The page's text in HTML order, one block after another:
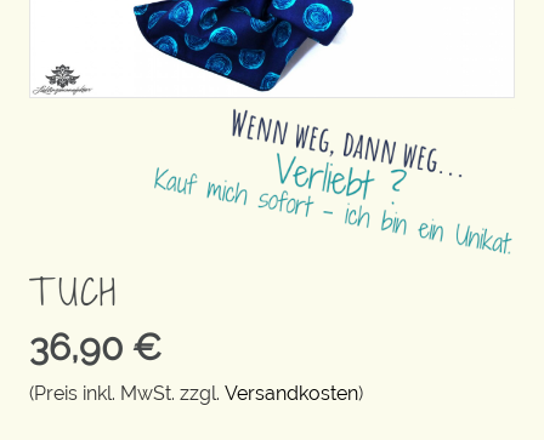
TUCH
36,90 €
(Preis inkl. MwSt. zzgl. Versandkosten)